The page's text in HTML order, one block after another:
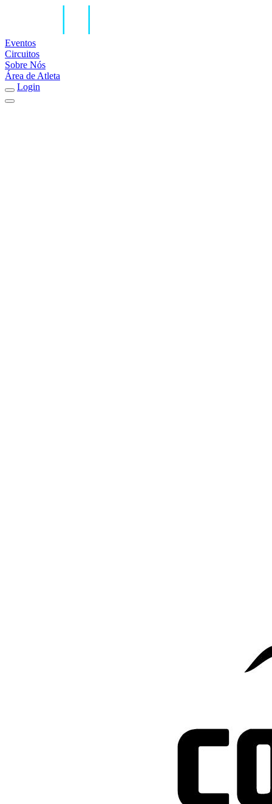
Eventos
Circuitos
Sobre Nós
Área de Atleta
Login